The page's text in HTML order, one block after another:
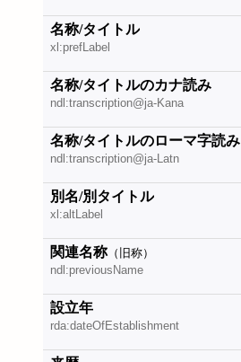
名称/タイトル
xl:prefLabel
名称/タイトルのカナ読み
ndl:transcription@ja-Kana
名称/タイトルのローマ字読み
ndl:transcription@ja-Latn
別名/別タイトル
xl:altLabel
関連名称（旧称）
ndl:previousName
設立年
rda:dateOfEstablishment